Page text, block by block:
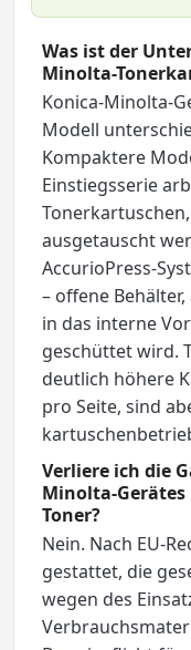
Was ist der
Minolta-
Konica-Minolta-
Modell
Kompaktere
Einstiegsserie
ausgetauscht
AccurioPress-
– offene
in das interne
geschüttet wird.
deutlich höhere
pro Seite, sind
Verliere ich die
Minolta-
Toner?
Nein. Nach EU-
gestattet, die
wegen des